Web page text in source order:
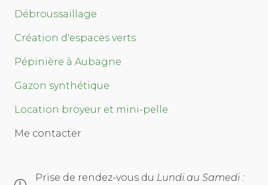
Débroussaillage
Création d'espaces verts
Pépinière à Aubagne
Gazon synthétique
Location broyeur et mini-pelle
Me contacter
Prise de rendez-vous du Lundi au Samedi :